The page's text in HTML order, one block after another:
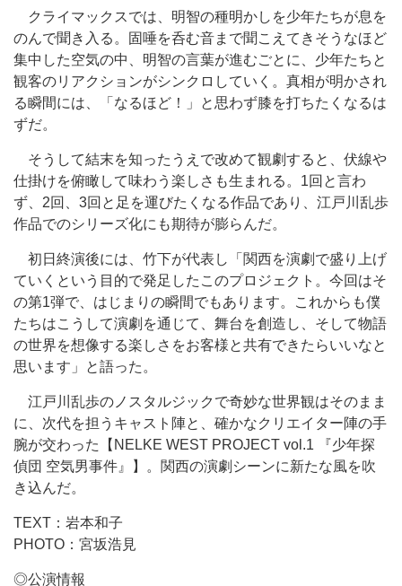
クライマックスでは、明智の種明かしを少年たちが息を
のんで聞き入る。固唾を呑む音まで聞こえてきそうなほど
集中した空気の中、明智の言葉が進むごとに、少年たちと
観客のリアクションがシンクロしていく。真相が明かされ
る瞬間には、「なるほど！」と思わず膝を打ちたくなるは
ずだ。
そうして結末を知ったうえで改めて観劇すると、伏線や
仕掛けを俯瞰して味わう楽しさも生まれる。1回と言わ
ず、2回、3回と足を運びたくなる作品であり、江戸川乱歩
作品でのシリーズ化にも期待が膨らんだ。
初日終演後には、竹下が代表し「関西を演劇で盛り上げ
ていくという目的で発足したこのプロジェクト。今回はそ
の第1弾で、はじまりの瞬間でもあります。これからも僕
たちはこうして演劇を通じて、舞台を創造し、そして物語
の世界を想像する楽しさをお客様と共有できたらいいなと
思います」と語った。
江戸川乱歩のノスタルジックで奇妙な世界観はそのまま
に、次代を担うキャスト陣と、確かなクリエイター陣の手
腕が交わった【NELKE WEST PROJECT vol.1 『少年探
偵団 空気男事件』】。関西の演劇シーンに新たな風を吹
き込んだ。
TEXT：岩本和子
PHOTO：宮坂浩見
◎公演情報